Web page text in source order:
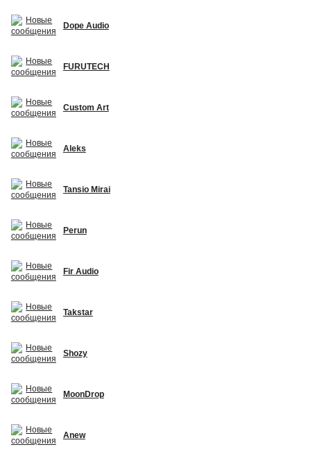
Dope Audio
FURUTECH
Custom Art
Aleks
Tansio Mirai
Perun
Fir Audio
Takstar
Shozy
MoonDrop
Anew